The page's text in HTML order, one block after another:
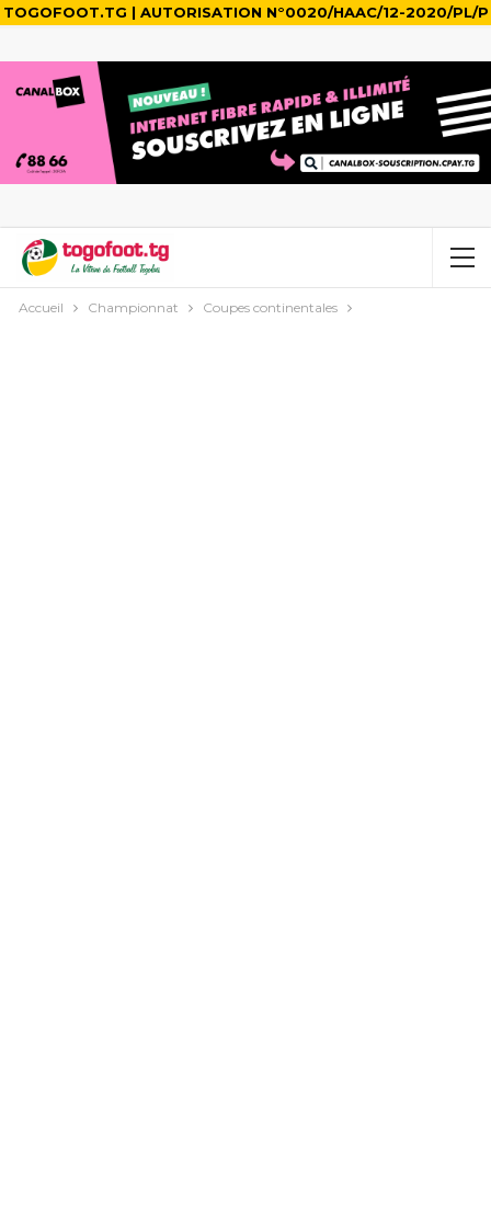
TOGOFOOT.TG | AUTORISATION N°0020/HAAC/12-2020/PL/P
Accueil Championnat Coupes continentales